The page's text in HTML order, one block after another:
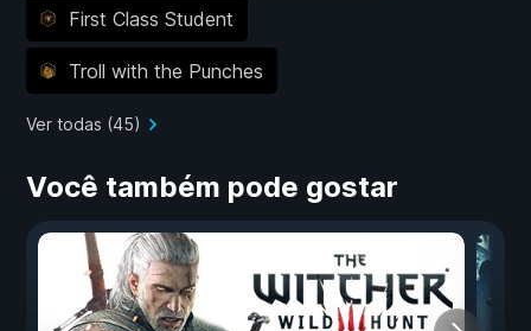
First Class Student
Troll with the Punches
Ver todas (45)
Você também pode gostar